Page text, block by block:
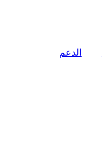
الدعم